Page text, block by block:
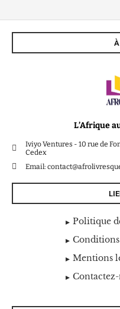
L’Afrique
Iviyo Ventures - 10 rue de
Cedex
Email:
Politique
Mentions